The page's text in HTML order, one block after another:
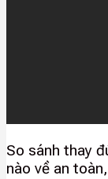
So sánh thay
nào về an